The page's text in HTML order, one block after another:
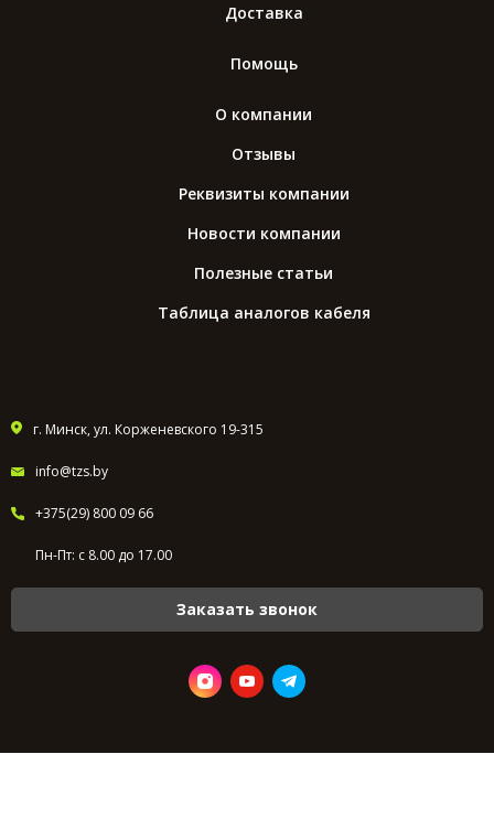
Доставка
Помощь
О компании
Отзывы
Реквизиты компании
Новости компании
Полезные статьи
Таблица аналогов кабеля
г. Минск, ул. Корженевского 19-315
info@tzs.by
+375(29) 800 09 66
Пн-Пт: с 8.00 до 17.00
Заказать звонок